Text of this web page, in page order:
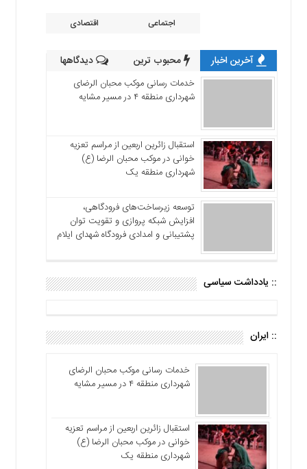
اجتماعی اقتصادی
آخرین اخبار محبوب ترین دیدگاهها
خدمات رسانی موکب محبان الرضای
شهرداری منطقه ۴ در مسیر مشایه
استقبال زائرین اربعین از مراسم تعزیه
خوانی در موکب محبان الرضا (ع)
شهرداری منطقه یک
توسعه زیرساخت‌های فرودگاهی،
افزایش شبکه پروازی و تقویت توان
پشتیبانی و امدادی فرودگاه شهدای ایلام
:: یادداشت سیاسی
:: ایران
خدمات رسانی موکب محبان الرضای
شهرداری منطقه ۴ در مسیر مشایه
استقبال زائرین اربعین از مراسم تعزیه
خوانی در موکب محبان الرضا (ع)
شهرداری منطقه یک